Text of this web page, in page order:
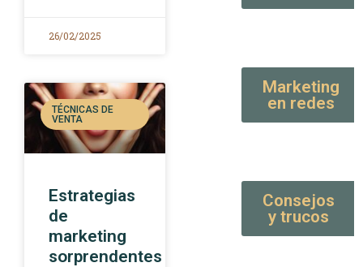
26/02/2025
TÉCNICAS DE
VENTA
Estrategias
de
marketing
sorprendentes
Marketing
en redes
Consejos
y trucos